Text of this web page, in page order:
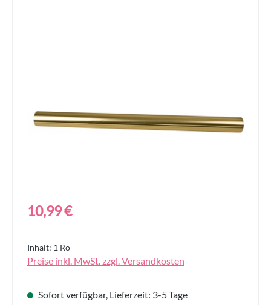
Regulärer Preis:
10,99 €
Inhalt: 1 Ro
Preise inkl. MwSt. zzgl. Versandkosten
Sofort verfügbar, Lieferzeit: 3-5 Tage